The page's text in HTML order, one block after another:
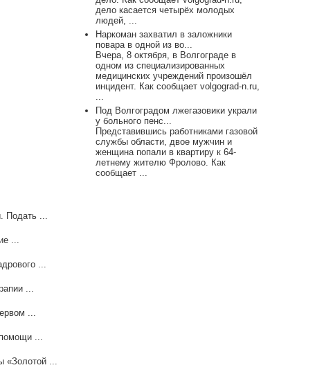
Подать ...
...
...
...
...
помощи ...
«Золотой ...
дело касается четырёх молодых
людей, ...
Наркоман захватил в заложники
повара в одной из во...
Вчера, 8 октября, в Волгограде в
одном из специализированных
медицинских учреждений произошёл
инцидент. Как сообщает volgograd-n.ru,
...
Под Волгоградом лжегазовики украли
у больного пенс...
Представившись работниками газовой
службы области, двое мужчин и
женщина попали в квартиру к 64-
летнему жителю Фролово. Как
сообщает ...